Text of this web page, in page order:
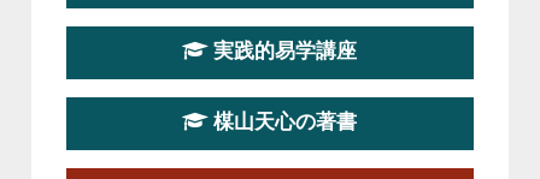
第19期立命塾実践的四柱推命学講座
2026-03-20～2026-07-19
第１９期立命塾実践的風水学講座
実践的易学講座
楳山天心の著書